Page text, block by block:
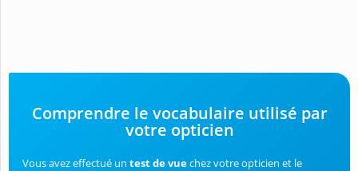
Comprendre le vocabulaire utilisé par
votre opticien
Vous avez effectué un test de vuechez votre opticien et le